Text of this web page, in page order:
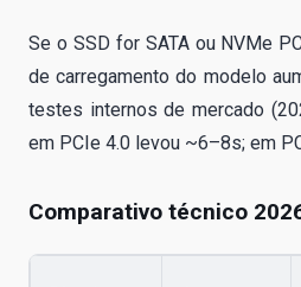
Se o SSD for SATA ou NVMe
de carregamento do modelo
testes internos de mercado
em PCIe 4.0 levou ~6–8s; em
Comparativo técnico